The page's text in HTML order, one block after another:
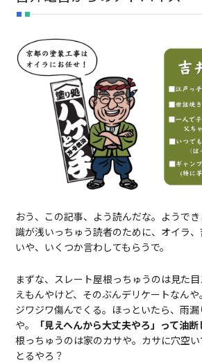
おう、この記事、よう読んだな。ようで
識が浅いっちゅう読者のために、オイラ
いや、いくつか言わしてもらうで。
まずな、スレート屋根っちゅうのは見た
えもんやけど、そのぶんデリケートなん
ジワジワ傷んでくる。ほっといたら、雨
や。
「見えへんから大丈夫やろ」って油
根っちゅうのは家のカサや。カサに穴空
とるやろ？